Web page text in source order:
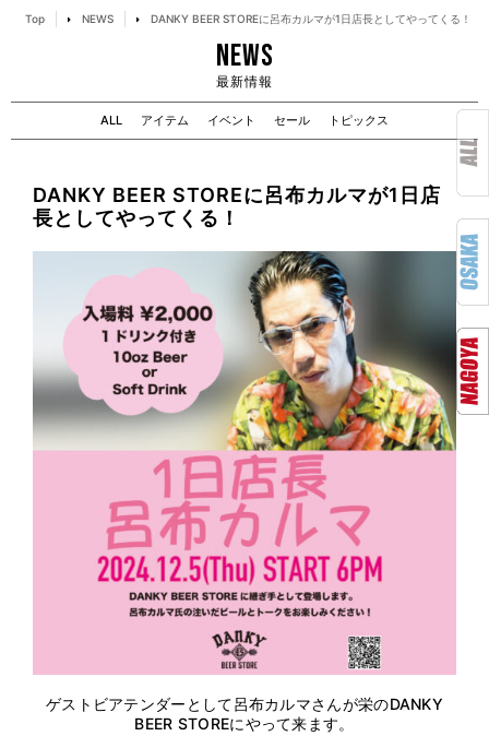
Top NEWS DANKY BEER STOREに呂布カルマが1日店長としてやってくる！
NEWS
最新情報
ALL アイテム イベント セール トピックス
DANKY BEER STOREに呂布カルマが1日店
長としてやってくる！
ゲストビアテンダーとして呂布カルマさんが栄のDANKY
BEER STOREにやって来ます。